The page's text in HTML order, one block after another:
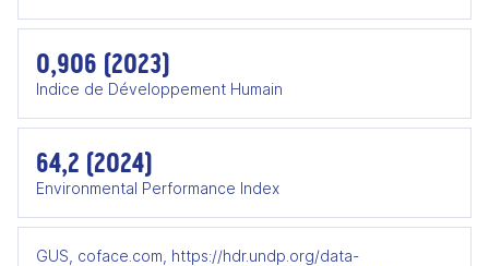
0,906 (2023)
Indice de Développement Humain
64,2 (2024)
Environmental Performance Index
GUS, coface.com, https://hdr.undp.org/data-